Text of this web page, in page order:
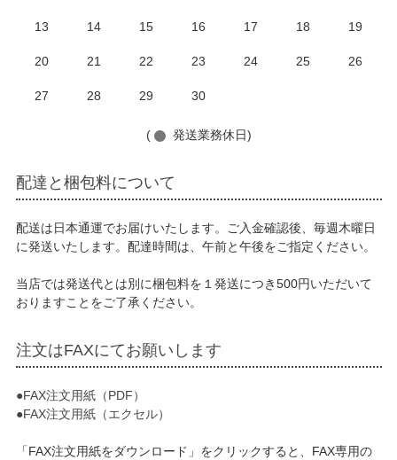
13 14 15 16 17 18 19
20 21 22 23 24 25 26
27 28 29 30
( 発送業務休日)
配達と梱包料について
配送は日本通運でお届けいたします。ご入金確認後、毎週木曜日
に発送いたします。配達時間は、午前と午後をご指定ください。
当店では発送代とは別に梱包料を１発送につき500円いただいて
おりますことをご了承ください。
注文はFAXにてお願いします
●FAX注文用紙（PDF）
●FAX注文用紙（エクセル）
「FAX注文用紙をダウンロード」をクリックすると、FAX専用の